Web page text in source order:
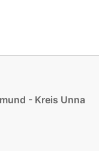
- Kreis Unna